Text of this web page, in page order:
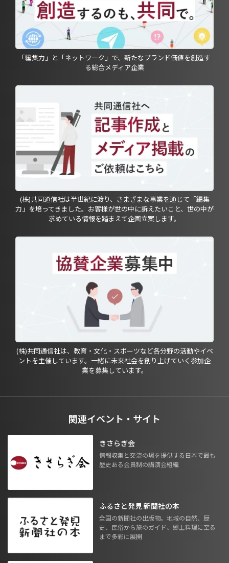
「編集力」と「ネットワーク」で、新たなブランド価値を創造す
る総合メディア企業
(株)共同通信社は半世紀に渡り、さまざまな事業を通じて「編集
力」を培ってきました。お客様が世の中に訴えたいこと、世の中が
求めている情報を踏まえて企画立案します。
(株)共同通信社は、教育・文化・スポーツなど各分野の活動やイベ
ントを主催しています。一緒に未来社会を創り上げていく参加企
業を募集しています。
関連イベント・サイト
きさらぎ会
情報収集と交流の場を提供する日本で最も
歴史ある会員制の講演会組織
ふるさと発見 新聞社の本
全国の新聞社の出版物。地域の自然、歴
史、民俗から旅のガイド、郷土料理に至る
まで多彩に展開